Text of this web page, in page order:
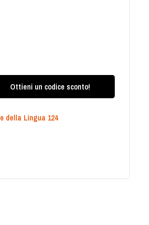
Ottieni un codice sconto!
della Lingua 124